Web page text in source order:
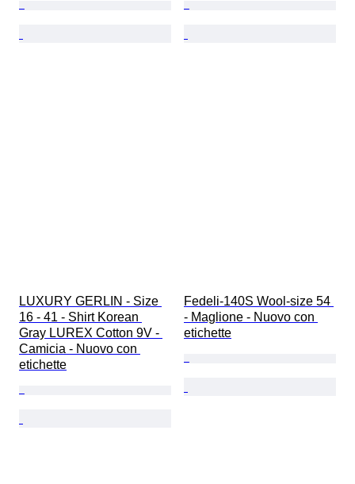
LUXURY GERLIN - Size
16 - 41 - Shirt Korean
Gray LUREX Cotton 9V -
Camicia - Nuovo con
etichette
Fedeli-140S Wool-size 54
- Maglione - Nuovo con
etichette